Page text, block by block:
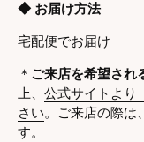
◆ お届け方法
宅配便でお届け
＊ ご来店を希望され
上、 公式サイトより
さい。ご来店の際は
す。